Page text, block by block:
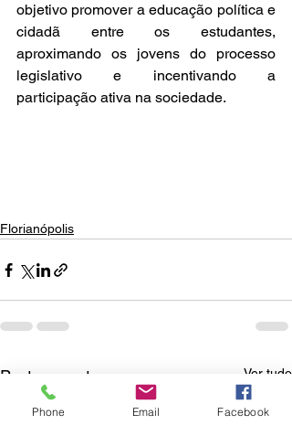
objetivo promover a educação política e
cidadã entre os estudantes,
aproximando os jovens do processo
legislativo e incentivando a
participação ativa na sociedade.
Florianópolis
Posts recentes Ver tudo
Phone Email Facebook